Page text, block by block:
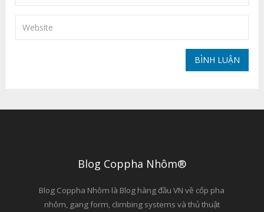
Blog Coppha Nhôm®
Blog Coppha Nhôm là Blog hàng đầu VN về cốp pha
nhôm, gang form, climbing systems và thủ thuật